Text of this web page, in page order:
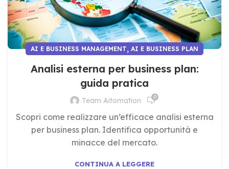
AI E BUSINESS MANAGEMENT, AI E BUSINESS PLAN
Analisi esterna per business plan:
guida pratica
Team Aitomation 0
Scopri come realizzare un’efficace analisi esterna
per business plan. Identifica opportunità e
minacce del mercato.
CONTINUA A LEGGERE